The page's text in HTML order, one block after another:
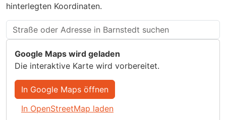
hinterlegten Koordinaten.
Google Maps wird geladen
Die interaktive Karte wird vorbereitet.
In Google Maps öffnen
In OpenStreetMap laden